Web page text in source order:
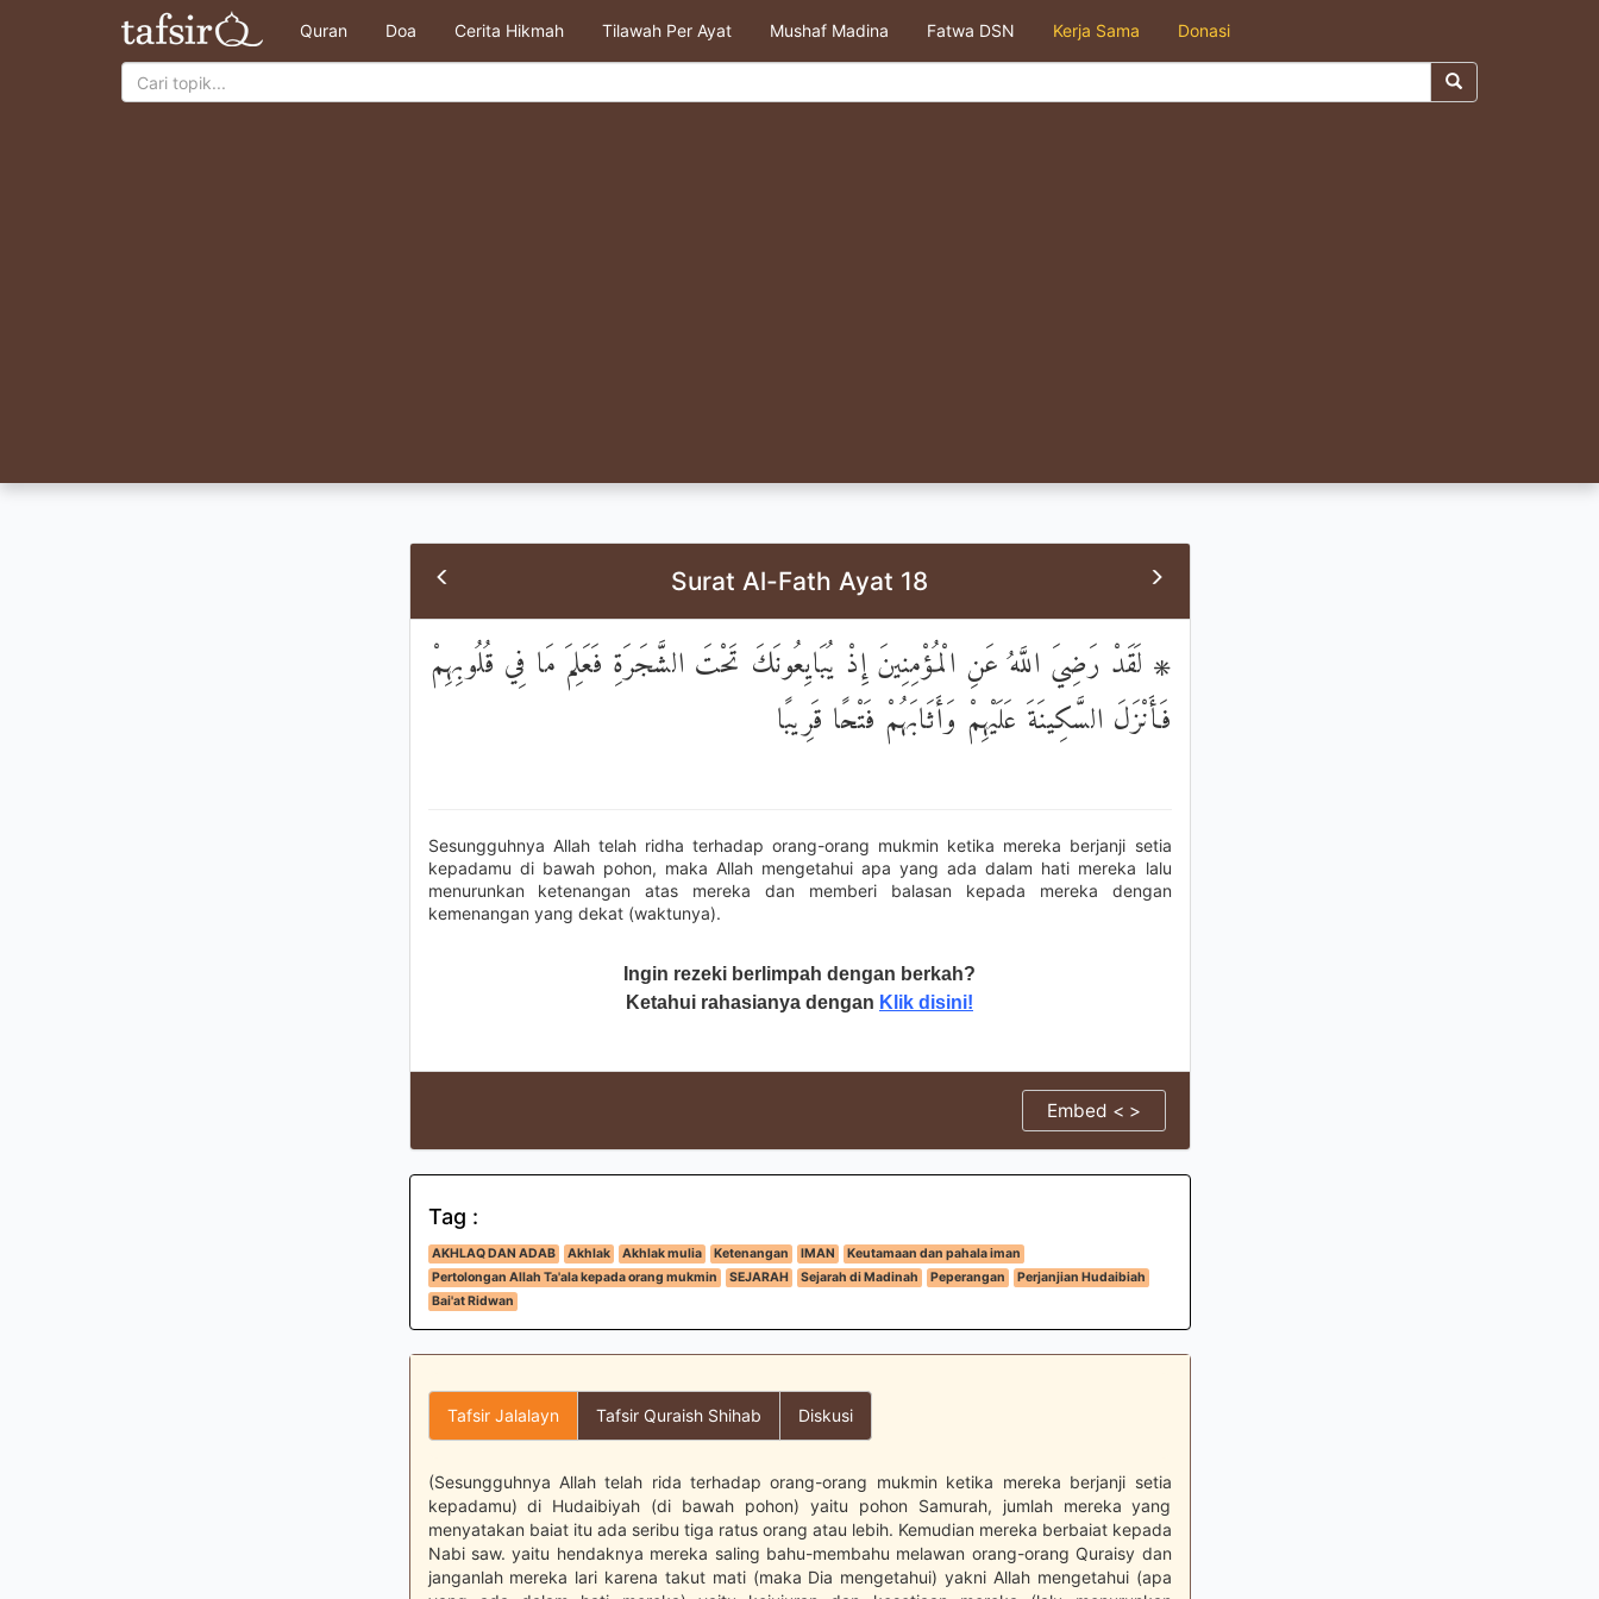
Quran Doa Cerita Hikmah Tilawah Per Ayat Mushaf Madina Fatwa DSN Kerja Sama Donasi
Surat Al-Fath Ayat 18
۞ لَقَدْ رَضِيَ اللَّهُ عَنِ الْمُؤْمِنِينَ إِذْ يُبَايِعُونَكَ تَحْتَ الشَّجَرَةِ فَعَلِمَ مَا فِي قُلُوبِهِمْ
فَأَنْزَلَ السَّكِينَةَ عَلَيْهِمْ وَأَثَابَهُمْ فَتْحًا قَرِيبًا
Sesungguhnya Allah telah ridha terhadap orang-orang mukmin ketika mereka berjanji setia
kepadamu di bawah pohon, maka Allah mengetahui apa yang ada dalam hati mereka lalu
menurunkan ketenangan atas mereka dan memberi balasan kepada mereka dengan
kemenangan yang dekat (waktunya).
Ingin rezeki berlimpah dengan berkah?
Ketahui rahasianya dengan Klik disini!
Embed < >
Tag :
AKHLAQ DAN ADAB Akhlak Akhlak mulia Ketenangan IMAN
Keutamaan dan pahala iman
Pertolongan Allah Ta'ala kepada orang mukmin
SEJARAH Sejarah di Madinah Peperangan
Perjanjian Hudaibiah
Bai'at Ridwan
Tafsir Jalalayn Tafsir Quraish Shihab Diskusi
(Sesungguhnya Allah telah rida terhadap orang-orang mukmin ketika mereka berjanji setia
kepadamu) di Hudaibiyah (di bawah pohon) yaitu pohon Samurah, jumlah mereka yang
menyatakan baiat itu ada seribu tiga ratus orang atau lebih. Kemudian mereka berbaiat kepada
Nabi saw. yaitu hendaknya mereka saling bahu-membahu melawan orang-orang Quraisy dan
janganlah mereka lari karena takut mati (maka Dia mengetahui) yakni Allah mengetahui (apa